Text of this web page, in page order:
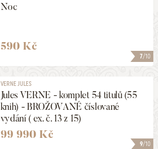
7/10
Noc
590 Kč
9/10
VERNE JULES
Jules VERNE - komplet 54 titulů (55
knih) - BROŽOVANÉ číslované
vydání ( ex. č. 13 z 15)
99 990 Kč